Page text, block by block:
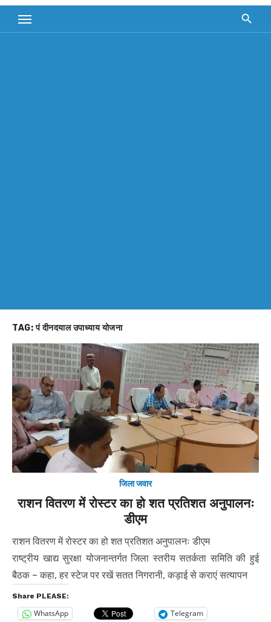
TAG:पं दीनदयाल उपाध्याय योजना
जिला जवार
राशन वितरण में रोस्टर का हो शत प्रतिशत अनुपालनः
डीएम
राशन वितरण में रोस्टर का हो शत प्रतिशत अनुपालनः डीएम
राष्ट्रीय खाद्य सुरक्षा योजनान्तर्गत जिला स्तरीय सतर्कता समिति की हुई
बैठक – कहा, हर स्टेज पर रखें सतत निगरानी, कड़ाई से कराएं सत्यापन
Share PLEASE:
WhatsApp Telegram